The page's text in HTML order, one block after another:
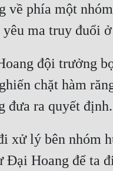
về phía một
đội trưởng
chặt hàm
xử lý bên nhóm
Đại Hoang để ta